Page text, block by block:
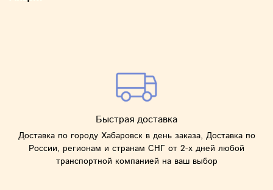
Быстрая доставка
Доставка по городу Хабаровск в день заказа, Доставка по
России, регионам и странам СНГ от 2-х дней любой
транспортной компанией на ваш выбор